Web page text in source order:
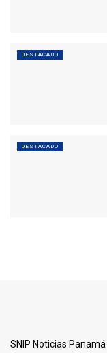
DESTACADO
DESTACADO
SNIP Noticias Panamá